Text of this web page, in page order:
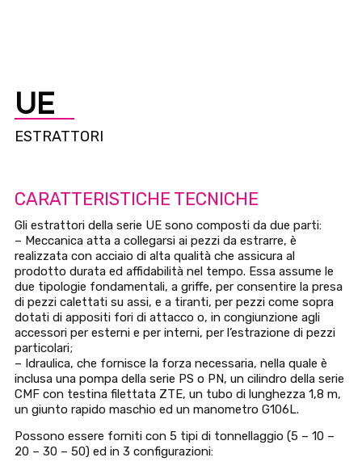
UE
ESTRATTORI
CARATTERISTICHE TECNICHE
Gli estrattori della serie UE sono composti da due parti:
– Meccanica atta a collegarsi ai pezzi da estrarre, è
realizzata con acciaio di alta qualità che assicura al
prodotto durata ed affidabilità nel tempo. Essa assume le
due tipologie fondamentali, a griffe, per consentire la presa
di pezzi calettati su assi, e a tiranti, per pezzi come sopra
dotati di appositi fori di attacco o, in congiunzione agli
accessori per esterni e per interni, per l’estrazione di pezzi
particolari;
– Idraulica, che fornisce la forza necessaria, nella quale è
inclusa una pompa della serie PS o PN, un cilindro della serie
CMF con testina filettata ZTE, un tubo di lunghezza 1,8 m,
un giunto rapido maschio ed un manometro G106L.
Possono essere forniti con 5 tipi di tonnellaggio (5 – 10 –
20 – 30 – 50) ed in 3 configurazioni: